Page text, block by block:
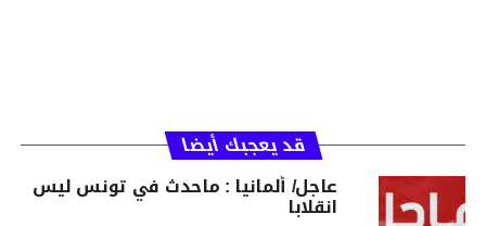
قد يعجبك أيضا
عاجل/ ألمانيا : ماحدث في تونس ليس
انقلابا